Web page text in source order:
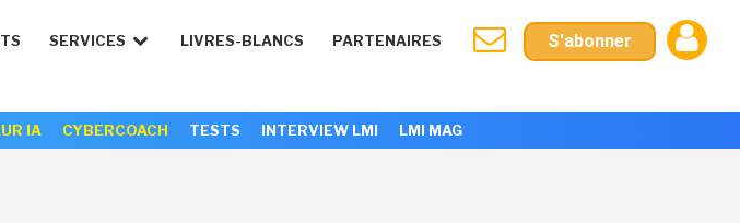
SERVICES LIVRES-BLANCS PARTENAIRES S'abonner
IA CYBERCOACH TESTS INTERVIEW LMI LMI MAG